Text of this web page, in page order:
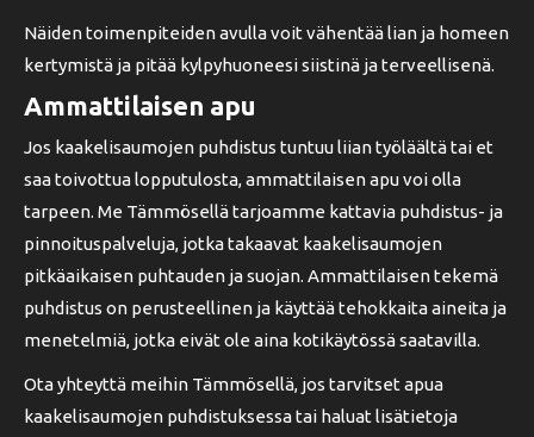
Näiden toimenpiteiden avulla voit vähentää lian ja homeen
kertymistä ja pitää kylpyhuoneesi siistinä ja terveellisenä.
Ammattilaisen apu
Jos kaakelisaumojen puhdistus tuntuu liian työläältä tai et
saa toivottua lopputulosta, ammattilaisen apu voi olla
tarpeen. Me Tämmösellä tarjoamme kattavia puhdistus- ja
pinnoituspalveluja, jotka takaavat kaakelisaumojen
pitkäaikaisen puhtauden ja suojan. Ammattilaisen tekemä
puhdistus on perusteellinen ja käyttää tehokkaita aineita ja
menetelmiä, jotka eivät ole aina kotikäytössä saatavilla.
Ota yhteyttä meihin Tämmösellä, jos tarvitset apua
kaakelisaumojen puhdistuksessa tai haluat lisätietoja